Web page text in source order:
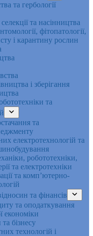
та гербології
та насінництва
фітопатології,
і карантину рослин
і зберігання
та
та
електротехнологій та
робототехніки,
та електротехніки
та комп’ютерно-
та фінансів
та оподаткування
економіки
бізнесу
технологій і